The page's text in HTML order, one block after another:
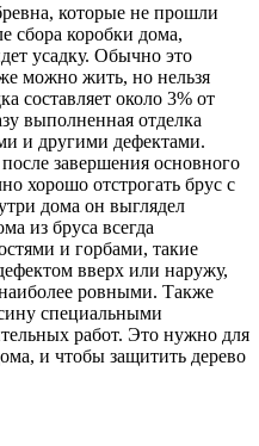
которые не прошли
сбора коробки дома,
усадку. Обычно это
можно жить, но нельзя
составляет около 3% от
выполненная отделка
и другими дефектами.
завершения основного
хорошо отстрогать брус с
дома он выглядел
из бруса всегда
и горбами, такие
вверх или наружу,
ровными. Также
специальными
работ. Это нужно для
и чтобы защитить дерево